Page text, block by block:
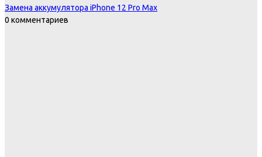
Замена аккумулятора iPhone 12 Pro Max
0 комментариев